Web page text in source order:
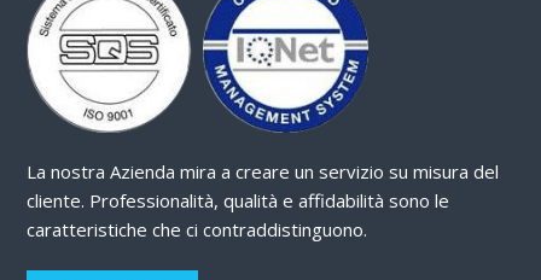
La nostra Azienda mira a creare un servizio su misura del
cliente. Professionalità, qualità e affidabilità sono le
caratteristiche che ci contraddistinguono.